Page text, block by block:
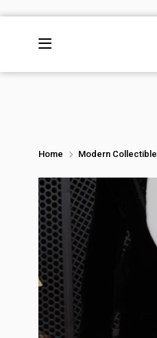
Home Modern Collectible